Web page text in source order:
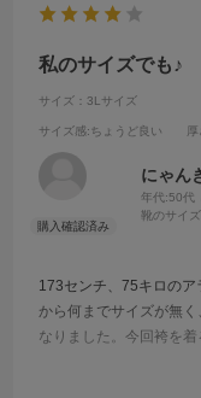
私のサイズでも♪
サイズ：3Lサイズ
サイズ感:ちょうど良い
にゃん
年代:50代
靴のサイ
173センチ、75キロの
から何までサイズが無
なりました。今回袴を
良く、細かい所までよ